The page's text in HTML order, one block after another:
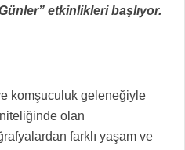
etkinlikleri başlıyor.
komşuculuk geleneğiyle
olan
farklı yaşam ve